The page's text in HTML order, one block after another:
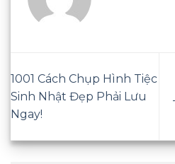
1001 Cách Chụp Hình Tiệc
Sinh Nhật Đẹp Phải Lưu
Ngay!